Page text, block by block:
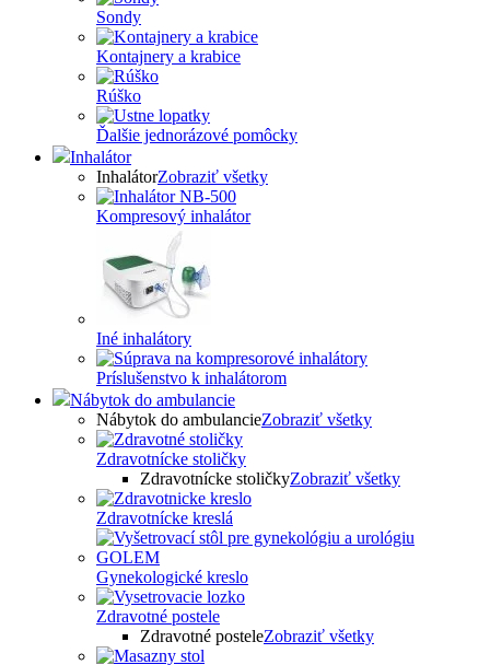
Sondy
Kontajnery a krabice
Rúško
Ďalšie jednorázové pomôcky
Inhalátor
InhalátorZobraziť všetky
Kompresový inhalátor
Iné inhalátory
Príslušenstvo k inhalátorom
Nábytok do ambulancie
Nábytok do ambulancieZobraziť všetky
Zdravotnícke stoličky
Zdravotnícke stoličkyZobraziť všetky
Zdravotnícke kreslá
Gynekologické kreslo
Zdravotné postele
Zdravotné posteleZobraziť všetky